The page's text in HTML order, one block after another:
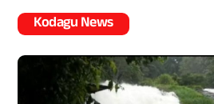
Kodagu News